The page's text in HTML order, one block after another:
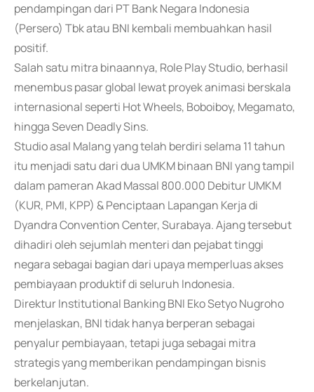
pendampingan dari PT Bank Negara Indonesia
(Persero) Tbk atau BNI kembali membuahkan hasil
positif.
Salah satu mitra binaannya, Role Play Studio, berhasil
menembus pasar global lewat proyek animasi berskala
internasional seperti Hot Wheels, Boboiboy, Megamato,
hingga Seven Deadly Sins.
Studio asal Malang yang telah berdiri selama 11 tahun
itu menjadi satu dari dua UMKM binaan BNI yang tampil
dalam pameran Akad Massal 800.000 Debitur UMKM
(KUR, PMI, KPP) & Penciptaan Lapangan Kerja di
Dyandra Convention Center, Surabaya. Ajang tersebut
dihadiri oleh sejumlah menteri dan pejabat tinggi
negara sebagai bagian dari upaya memperluas akses
pembiayaan produktif di seluruh Indonesia.
Direktur Institutional Banking BNI Eko Setyo Nugroho
menjelaskan, BNI tidak hanya berperan sebagai
penyalur pembiayaan, tetapi juga sebagai mitra
strategis yang memberikan pendampingan bisnis
berkelanjutan.